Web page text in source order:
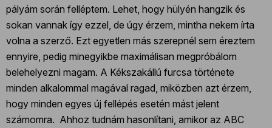
pályám során felléptem. Lehet, hogy hülyén hangzik és
sokan vannak így ezzel, de úgy érzem, mintha nekem írta
volna a szerző. Ezt egyetlen más szerepnél sem éreztem
ennyire, pedig minegyikbe maximálisan megpróbálom
belehelyezni magam. A Kékszakállú furcsa története
minden alkalommal magával ragad, miközben azt érzem,
hogy minden egyes új fellépés esetén mást jelent
számomra. Ahhoz tudnám hasonlítani, amikor az ABC